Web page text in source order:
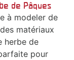
de Pâques
à modeler de
matériaux
herbe de
pour